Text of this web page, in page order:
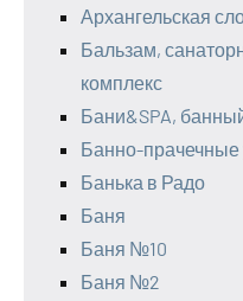
Архангельская
Бальзам,
комплекс
Бани&SPA,
Банно-
Банька в Радо
Баня
Баня №10
Баня №2